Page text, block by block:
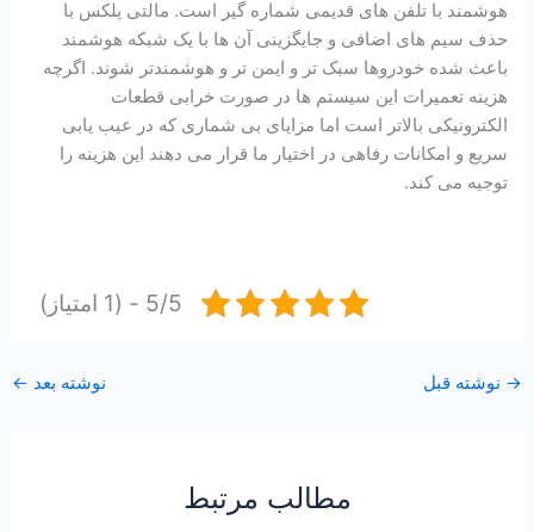
هوشمند با تلفن های قدیمی شماره گیر است. مالتی پلکس با
حذف سیم های اضافی و جایگزینی آن ها با یک شبکه هوشمند
باعث شده خودروها سبک تر و ایمن تر و هوشمندتر شوند. اگرچه
هزینه تعمیرات این سیستم ها در صورت خرابی قطعات
الکترونیکی بالاتر است اما مزایای بی شماری که در عیب یابی
سریع و امکانات رفاهی در اختیار ما قرار می دهند این هزینه را
توجیه می کند.
5/5 - (1 امتیاز)
→ نوشته قبل نوشته بعد ←
مطالب مرتبط